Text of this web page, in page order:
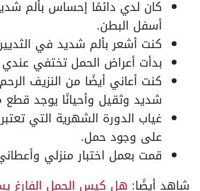
كان لدي دائمًا إحساس بألم
أسفل البطن.
كنت أشعر بألم شديد في
بدأت أعراض الحمل تختفي عندي
كنت أعاني أيضًا من النزيف
شديد وثقيل وأحيانًا يوجد قطع
غياب الدورة الشهرية التي
على وجود حمل.
قمت بعمل اختبار منزلي
شاهد أيضًا: هل كيس الحمل الفارغ